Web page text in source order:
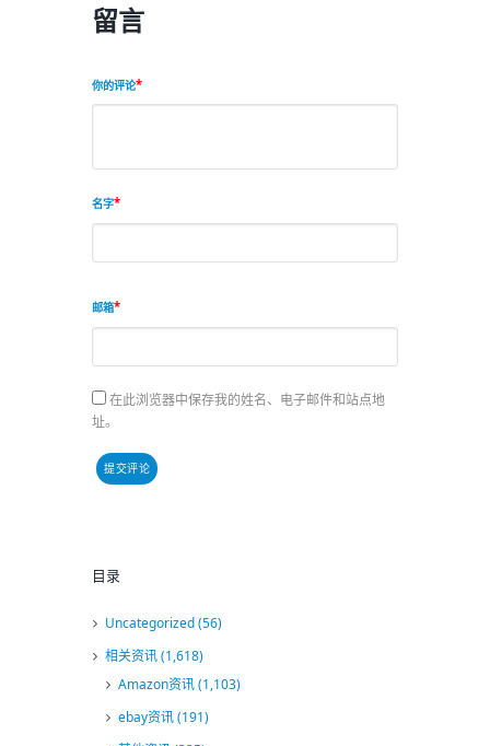
留言
你的评论
名字
邮箱
在此浏览器中保存我的姓名、电子邮件和站点地
址。
目录
Uncategorized(56)
相关资讯(1,618)
Amazon资讯(1,103)
ebay资讯(191)